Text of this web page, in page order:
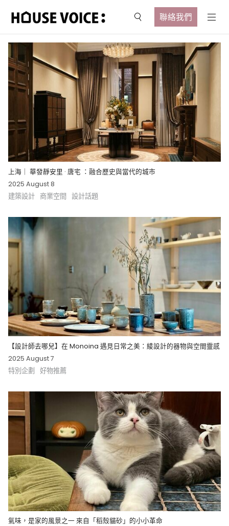
聯絡我們
上海｜ 華發靜安里 · 唐宅 ：融合歷史與當代的城市
2025 August 8
建築設計 商業空間 設計話題
【設計師去哪兒】在 Monoina 遇見日常之美：綾設計的器物與空間靈感
2025 August 7
特別企劃 好物推薦
氣味，是家的風景之一 來自「稻殼貓砂」的小小革命